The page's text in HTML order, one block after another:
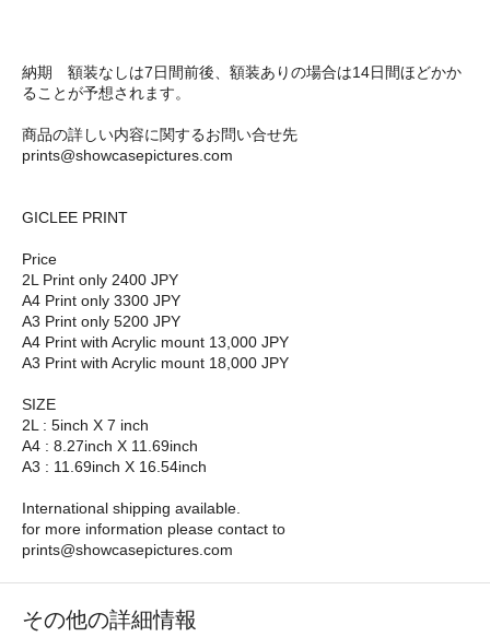
納期 額装なしは7日間前後、額装ありの場合は14日間ほどかか
ることが予想されます。
商品の詳しい内容に関するお問い合せ先
prints@showcasepictures.com
GICLEE PRINT
Price
2L Print only 2400 JPY
A4 Print only 3300 JPY
A3 Print only 5200 JPY
A4 Print with Acrylic mount 13,000 JPY
A3 Print with Acrylic mount 18,000 JPY
SIZE
2L : 5inch X 7 inch
A4 : 8.27inch X 11.69inch
A3 : 11.69inch X 16.54inch
International shipping available.
for more information please contact to
prints@showcasepictures.com
その他の詳細情報